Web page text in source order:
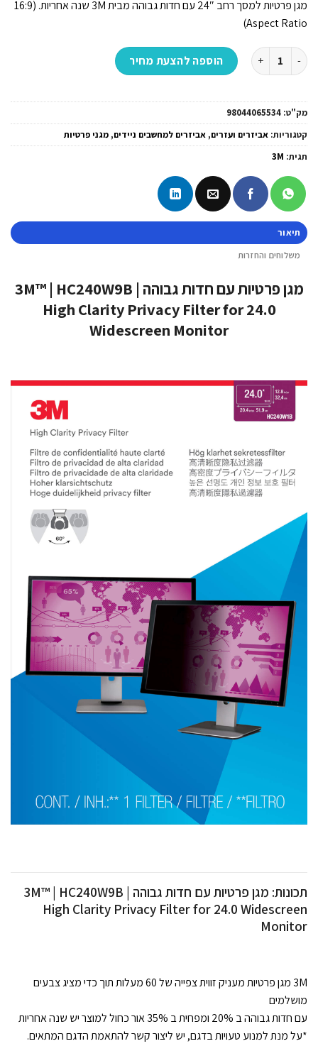
מגן פרטיות למסך רחב 24″ עם חדות גבוהה מבית 3M שנה אחריות. (16:9
Aspect Ratio)
כמות של מגן פרטיות עם חדות גבוהה 3M™ | HC240W9B | High Clarity Privacy Filter for 24.0 Widescreen Monitor
הוספה להצעת מחיר
מק"ט: 98044065534
קטגוריות: אביזרים ועזרים, אביזרים למחשבים ניידים, מגני פרטיות
תגית: 3M
תיאור
משלוחים והחזרות
מגן פרטיות עם חדות גבוהה 3M™ | HC240W9B |
High Clarity Privacy Filter for 24.0
Widescreen Monitor
תכונות: מגן פרטיות עם חדות גבוהה 3M™ | HC240W9B |
High Clarity Privacy Filter for 24.0 Widescreen
Monitor
3M מגן פרטיות מעניק זווית צפייה של 60 מעלות תוך כדי מציג צבעים
מושלמים
עם חדות גבוהה ב 20% ומפחית ב 35% אור כחול למוצר יש שנה אחריות
*על מנת למנוע טעויות בדגם, יש ליצור קשר להתאמת הדגם המתאים.